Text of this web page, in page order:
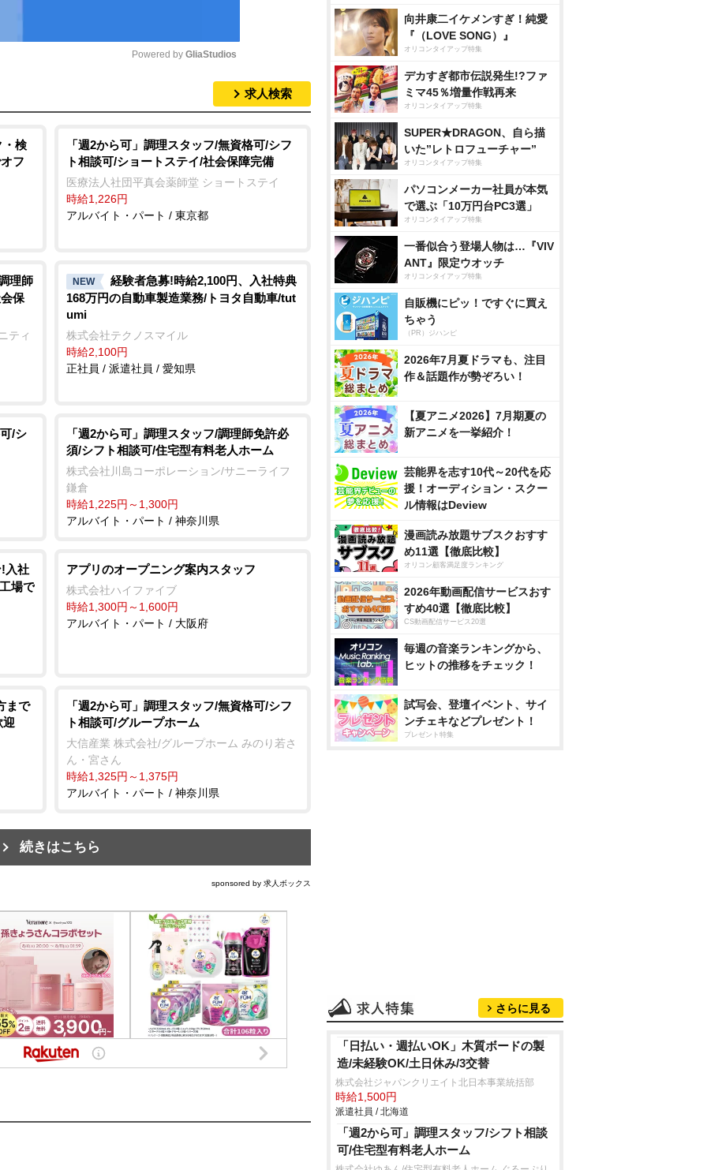
t
e
Powered by GliaStudios
求人検索
・検
フ
「週2から可」調理スタッフ/無資格可/シフ
ト相談可/ショートステイ/社会保障完備
医療法人社団平真会薬師堂 ショートステイ
時給1,226円
アルバイト・パート / 東京都
理師
保
ティ
NEW
経験者急募!時給2,100円、入社特典
168万円の自動車製造業務/トヨタ自動車/tut
umi
株式会社テクノスマイル
時給2,100円
正社員 / 派遣社員 / 愛知県
/シ
「週2から可」調理スタッフ/調理師免許必
須/シフト相談可/住宅型有料老人ホーム
株式会社川島コーポレーション/サニーライフ
鎌倉
時給1,225円～1,300円
アルバイト・パート / 神奈川県
入社
場で
アプリのオープニング案内スタッフ
株式会社ハイファイブ
時給1,300円～1,600円
アルバイト・パート / 大阪府
まで
迎
「週2から可」調理スタッフ/無資格可/シフ
ト相談可/グループホーム
大信産業 株式会社/グループホーム みのり若さ
ん・宮さん
時給1,325円～1,375円
アルバイト・パート / 神奈川県
続きはこちら
sponsored by 求人ボックス
向井康二イケメンすぎ！純愛
『（LOVE SONG）』
オリコンタイアップ特集
デカすぎ都市伝説発生!?ファ
ミマ45％増量作戦再来
オリコンタイアップ特集
SUPER★DRAGON、自ら描
いた”レトロフューチャー”
オリコンタイアップ特集
パソコンメーカー社員が本気
で選ぶ「10万円台PC3選」
オリコンタイアップ特集
一番似合う登場人物は…『VIV
ANT』限定ウオッチ
オリコンタイアップ特集
自販機にピッ！ですぐに買え
ちゃう
（PR）ジハンピ
2026年7月夏ドラマも、注目
作＆話題作が勢ぞろい！
【夏アニメ2026】7月期夏の
新アニメを一挙紹介！
芸能界を志す10代～20代を応
援！オーディション・スクー
ル情報はDeview
漫画読み放題サブスクおすす
め11選【徹底比較】
オリコン顧客満足度ランキング
2026年動画配信サービスおす
すめ40選【徹底比較】
CS動画配信サービス20選
毎週の音楽ランキングから、
ヒットの推移をチェック！
試写会、登壇イベント、サイ
ンチェキなどプレゼント！
プレゼント特集
さらに見る
「日払い・週払いOK」木質ボードの製
造/未経験OK/土日休み/3交替
株式会社ジャパンクリエイト北日本事業統括部
時給1,500円
派遣社員 / 北海道
「週2から可」調理スタッフ/シフト相談
可/住宅型有料老人ホーム